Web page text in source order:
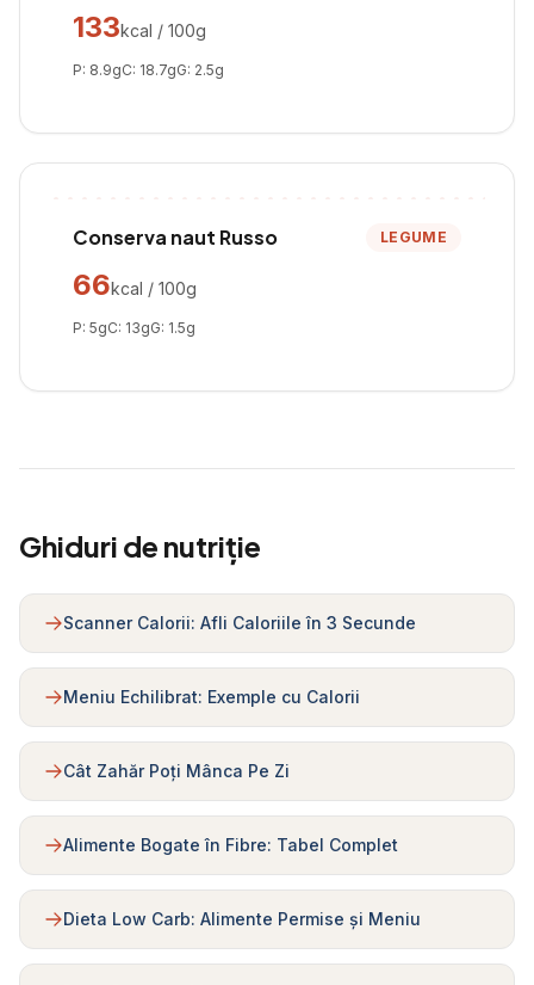
133kcal / 100g
P: 8.9gC: 18.7gG: 2.5g
Conserva naut Russo LEGUME
66kcal / 100g
P: 5gC: 13gG: 1.5g
Ghiduri de nutriție
Scanner Calorii: Afli Caloriile în 3 Secunde
Meniu Echilibrat: Exemple cu Calorii
Cât Zahăr Poți Mânca Pe Zi
Alimente Bogate în Fibre: Tabel Complet
Dieta Low Carb: Alimente Permise și Meniu